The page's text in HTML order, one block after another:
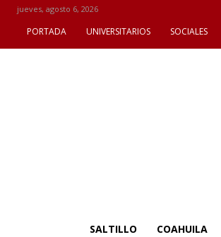
jueves, agosto 6, 2026
PORTADA UNIVERSITARIOS SOCIALES
SALTILLO COAHUILA